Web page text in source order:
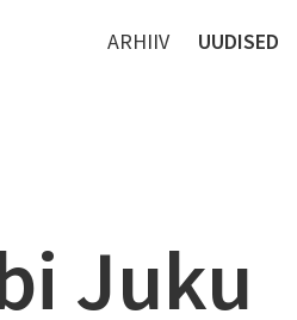
ARHIIV UUDISED
Juku